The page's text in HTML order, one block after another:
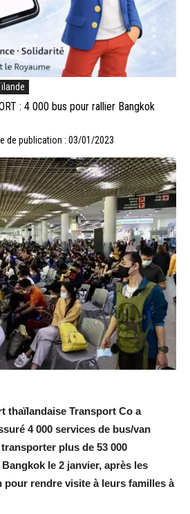
: 4 000 bus pour rallier Bangkok
de publication : 03/01/2023
thaïlandaise Transport Co a
4 000 services de bus/van
plus de 53 000
le 2 janvier, après les
pour rendre visite à leurs familles à